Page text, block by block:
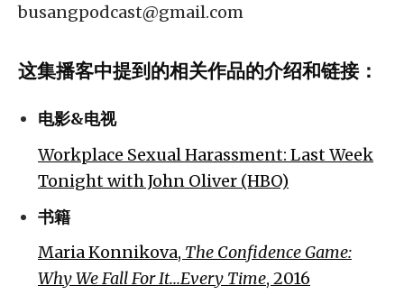
busangpodcast@gmail.com
这集播客中提到的相关作品的介绍和链接：
电影&电视
Workplace Sexual Harassment: Last Week
Tonight with John Oliver (HBO)
书籍
Maria Konnikova, The Confidence Game:
Why We Fall For It...Every Time, 2016